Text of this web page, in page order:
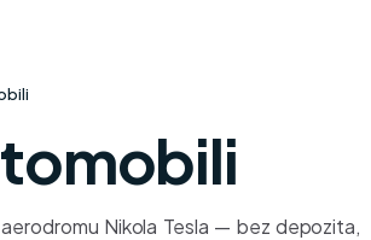
Nikola Tesla — bez depozita,